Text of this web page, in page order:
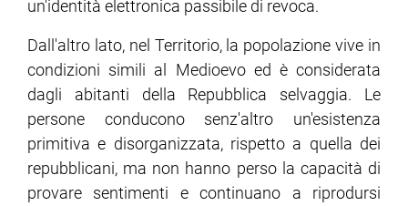
un'identità elettronica passibile di revoca.
Dall'altro lato, nel Territorio, la popolazione vive in
condizioni simili al Medioevo ed è considerata
dagli abitanti della Repubblica selvaggia. Le
persone conducono senz'altro un'esistenza
primitiva e disorganizzata, rispetto a quella dei
repubblicani, ma non hanno perso la capacità di
provare sentimenti e continuano a riprodursi